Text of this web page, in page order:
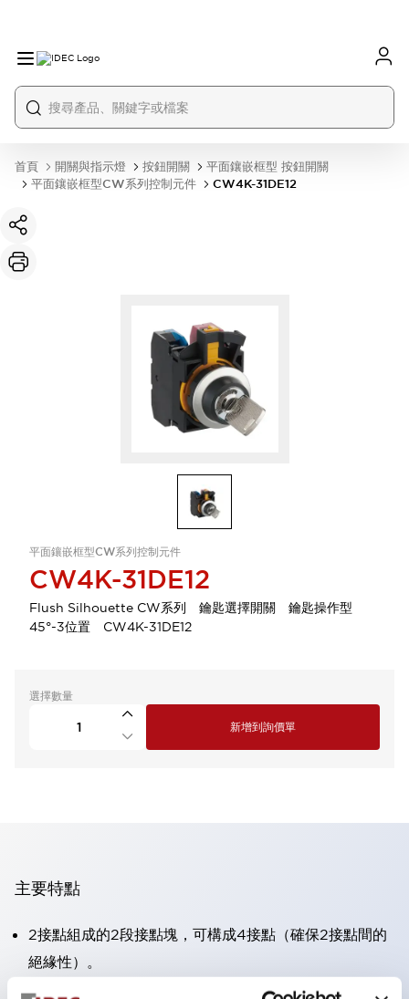
首頁 開關與指示燈 按鈕開關
平面鑲嵌框型 按鈕開關
平面鑲嵌框型CW系列控制元件
CW4K-31DE12
平面鑲嵌框型CW系列控制元件
CW4K-31DE12
Flush Silhouette CW系列 鑰匙選擇開關 鑰匙操作型
45°-3位置 CW4K-31DE12
選擇數量
新增到詢價單
主要特點
2接點組成的2段接點塊，可構成4接點（確保2接點間的
絕緣性）。
面板深度39.9mm（※11段接點塊）、59.9mm（※22段